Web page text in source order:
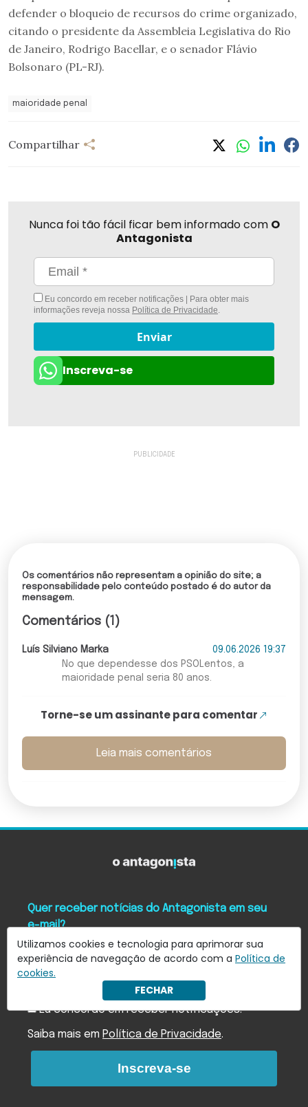
defender o bloqueio de recursos do crime organizado,
citando o presidente da Assembleia Legislativa do Rio
de Janeiro, Rodrigo Bacellar, e o senador Flávio
Bolsonaro (PL-RJ).
maioridade penal
Compartilhar
Nunca foi tão fácil ficar bem informado com O
Antagonista
Eu concordo em receber notificações | Para obter mais
informações reveja nossa Política de Privacidade.
Enviar
Inscreva-se
Os comentários não representam a opinião do site; a
responsabilidade pelo conteúdo postado é do autor da
mensagem.
Comentários (1)
Luís Silviano Marka
09.06.2026 19:37
No que dependesse dos PSOLentos, a
maioridade penal seria 80 anos.
Torne-se um assinante para comentar
Leia mais comentários
Utilizamos cookies e tecnologia para aprimorar sua
experiência de navegação de acordo com a Política de
cookies.
FECHAR
Quer receber notícias do Antagonista em seu
e-mail?
Assine nossa newsletter e receba as principais notícias
em seu e-mail
Eu concordo em receber notificações.
Saiba mais em Política de Privacidade.
Inscreva-se